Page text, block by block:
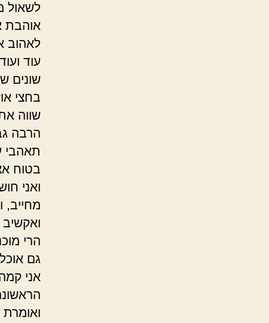
לשאול
אוהבת
לאהוב
עוד
שונים
בחצי
שווה
הרבה
תאהבי
בטוח
ואני
מחייב,
הרי
גם
אני